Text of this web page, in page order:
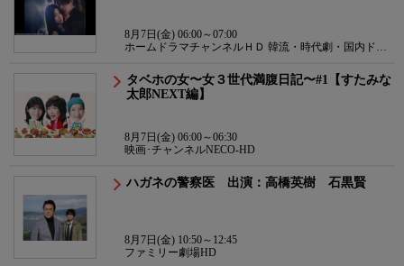
8月7日(金) 06:00～07:00
ホームドラマチャンネルＨＤ 韓流・時代劇・国内ドラ
タベホの女〜女３世代満腹日記〜#1【すたみな
太郎NEXT編】
8月7日(金) 06:00～06:30
映画･チャンネルNECO-HD
ハガネの警察医 出演：高橋英樹 石黒賢
8月7日(金) 10:50～12:45
ファミリー劇場HD